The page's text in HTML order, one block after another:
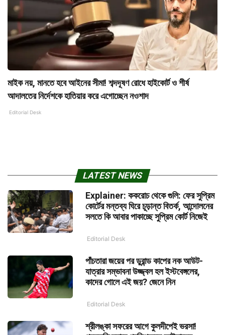
মাইক নয়, মানতে হবে আইনের সীমা! শব্দদূষণ রোধে হাইকোর্ট ও শীর্ষ
আদালতের নির্দেশকে হাতিয়ার করে এগোচ্ছেন নওশাদ
Editorial Desk
LATEST NEWS
Explainer: ককরোচ থেকে গুলি: ফের সুপ্রিম
কোর্টের মন্তব্য ঘিরে চূড়ান্ত বিতর্ক, আন্দোলনের
সলতে কি আবার পাকাচ্ছে সুপ্রিম কোর্ট নিজেই
Editorial Desk
পাঁচতারা জয়ের পর ডুরান্ড কাপের নক আউট-
যাত্রার সম্ভাবনা উজ্জ্বল হল ইস্টবেঙ্গলের,
কাদের গোলে এই জয়? জেনে নিন
Editorial Desk
শ্রীলঙ্কা সফরের আগে কুলদীপেই ভরসা!